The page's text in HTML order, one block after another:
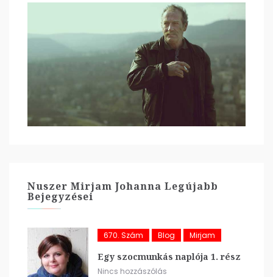
Nuszer Mirjam Johanna Legújabb
Bejegyzései
670. Szám Blog Mirjam
Egy szocmunkás naplója 1. rész
Nincs hozzászólás